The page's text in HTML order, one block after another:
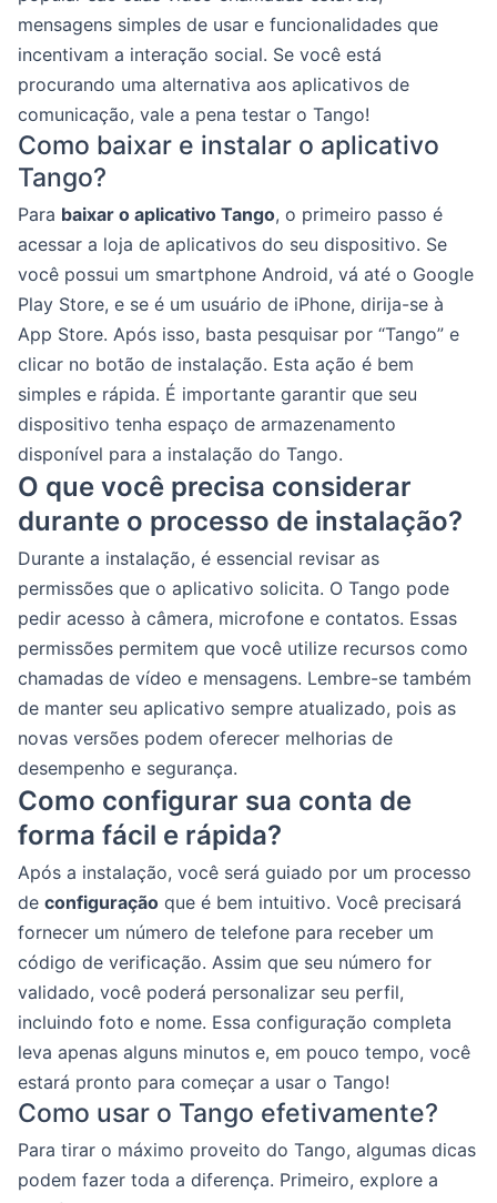
mensagens simples de usar e funcionalidades que
incentivam a interação social. Se você está
procurando uma alternativa aos aplicativos de
comunicação, vale a pena testar o Tango!
Como baixar e instalar o aplicativo
Tango?
Para baixar o aplicativo Tango, o primeiro passo é
acessar a loja de aplicativos do seu dispositivo. Se
você possui um smartphone Android, vá até o Google
Play Store, e se é um usuário de iPhone, dirija-se à
App Store. Após isso, basta pesquisar por “Tango” e
clicar no botão de instalação. Esta ação é bem
simples e rápida. É importante garantir que seu
dispositivo tenha espaço de armazenamento
disponível para a instalação do Tango.
O que você precisa considerar
durante o processo de instalação?
Durante a instalação, é essencial revisar as
permissões que o aplicativo solicita. O Tango pode
pedir acesso à câmera, microfone e contatos. Essas
permissões permitem que você utilize recursos como
chamadas de vídeo e mensagens. Lembre-se também
de manter seu aplicativo sempre atualizado, pois as
novas versões podem oferecer melhorias de
desempenho e segurança.
Como configurar sua conta de
forma fácil e rápida?
Após a instalação, você será guiado por um processo
de configuração que é bem intuitivo. Você precisará
fornecer um número de telefone para receber um
código de verificação. Assim que seu número for
validado, você poderá personalizar seu perfil,
incluindo foto e nome. Essa configuração completa
leva apenas alguns minutos e, em pouco tempo, você
estará pronto para começar a usar o Tango!
Como usar o Tango efetivamente?
Para tirar o máximo proveito do Tango, algumas dicas
podem fazer toda a diferença. Primeiro, explore a